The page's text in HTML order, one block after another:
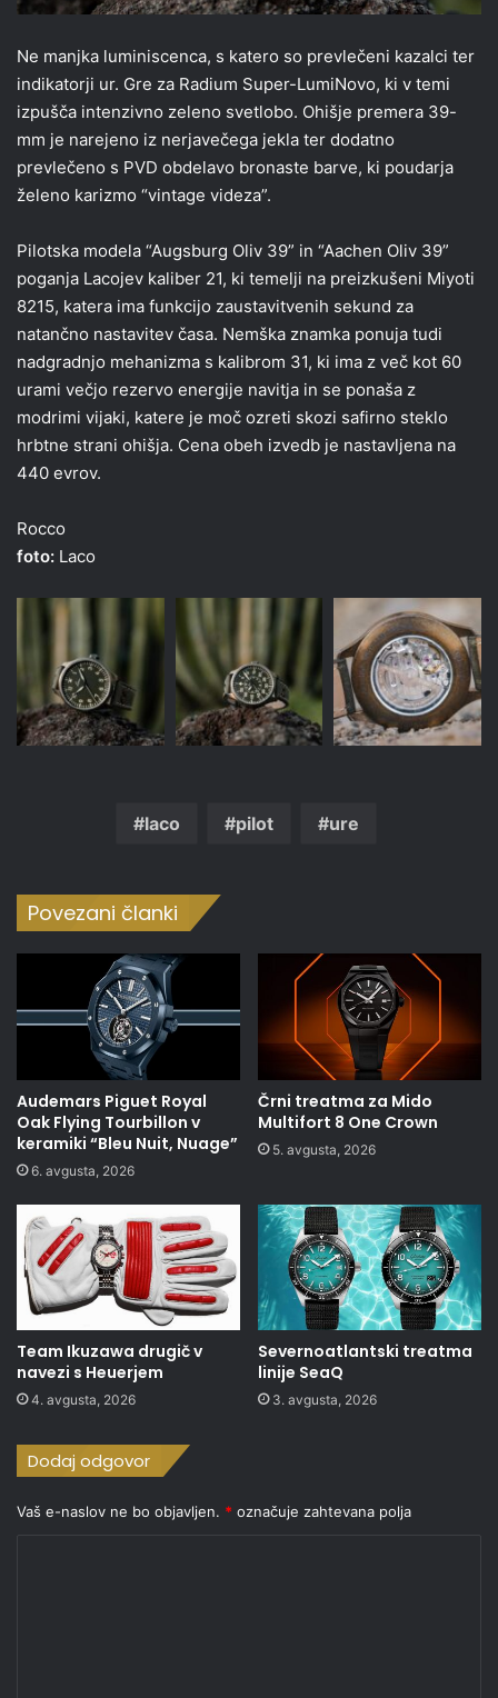
Ne manjka luminiscenca, s katero so prevlečeni kazalci ter
indikatorji ur. Gre za Radium Super-LumiNovo, ki v temi
izpušča intenzivno zeleno svetlobo. Ohišje premera 39-
mm je narejeno iz nerjavečega jekla ter dodatno
prevlečeno s PVD obdelavo bronaste barve, ki poudarja
želeno karizmo “vintage videza”.
Pilotska modela “Augsburg Oliv 39” in “Aachen Oliv 39”
poganja Lacojev kaliber 21, ki temelji na preizkušeni Miyoti
8215, katera ima funkcijo zaustavitvenih sekund za
natančno nastavitev časa. Nemška znamka ponuja tudi
nadgradnjo mehanizma s kalibrom 31, ki ima z več kot 60
urami večjo rezervo energije navitja in se ponaša z
modrimi vijaki, katere je moč ozreti skozi safirno steklo
hrbtne strani ohišja. Cena obeh izvedb je nastavljena na
440 evrov.
Rocco
foto: Laco
laco pilot ure
Povezani članki
Audemars Piguet Royal
Oak Flying Tourbillon v
keramiki “Bleu Nuit, Nuage”
6. avgusta, 2026
Črni treatma za Mido
Multifort 8 One Crown
5. avgusta, 2026
Team Ikuzawa drugič v
navezi s Heuerjem
4. avgusta, 2026
Severnoatlantski treatma
linije SeaQ
3. avgusta, 2026
Dodaj odgovor
Vaš e-naslov ne bo objavljen. * označuje zahtevana polja